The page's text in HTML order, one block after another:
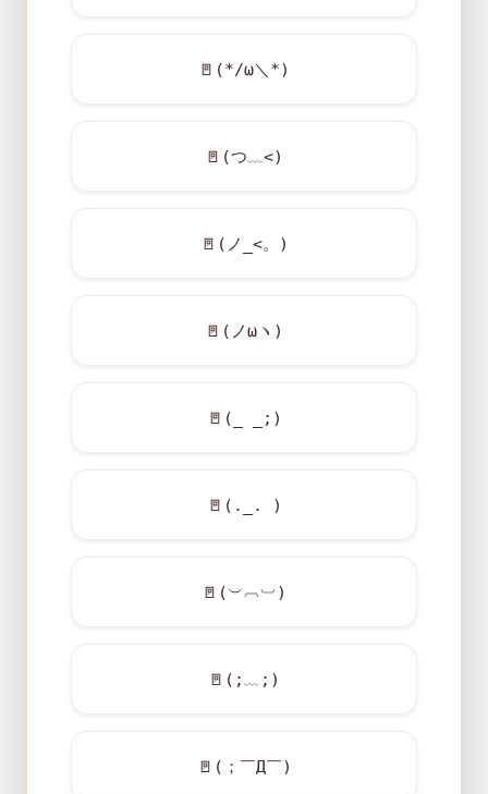
🚪 (*/ω＼*)
🚪 (つ﹏<)
🚪 (ノ_<。)
🚪 (ノωヽ)
🚪 (_ _;)
🚪 (._. )
🚪 (︶︹︺)
🚪 (;﹏;)
🚪 (；￣Д￣)